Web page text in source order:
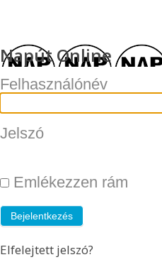
Napút Online
Felhasználónév
Jelszó
Emlékezzen rám
Elfelejtett jelszó?